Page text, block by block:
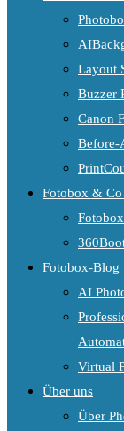
Layout
Buzzer
Canon
Before-
Fotobox & Co
Fotobox-Blog
AI
Virtual
Über uns
Über